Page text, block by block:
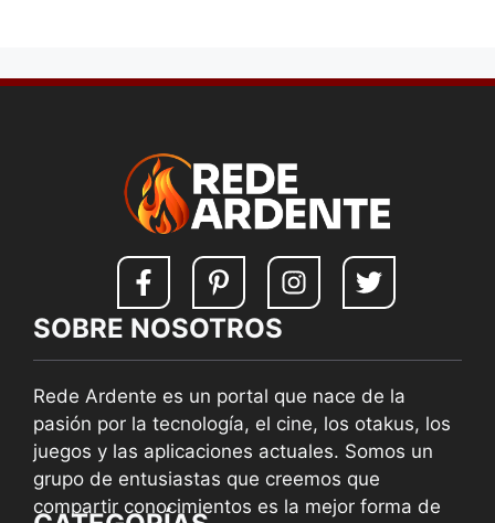
SOBRE NOSOTROS
Rede Ardente es un portal que nace de la
pasión por la tecnología, el cine, los otakus, los
juegos y las aplicaciones actuales. Somos un
grupo de entusiastas que creemos que
compartir conocimientos es la mejor forma de